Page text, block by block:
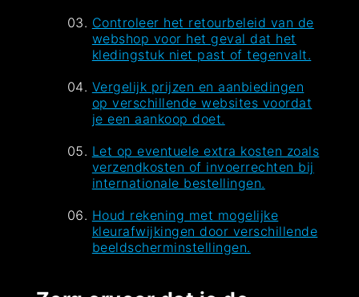
Controleer het retourbeleid van de
webshop voor het geval dat het
kledingstuk niet past of tegenvalt.
Vergelijk prijzen en aanbiedingen
op verschillende websites voordat
je een aankoop doet.
Let op eventuele extra kosten zoals
verzendkosten of invoerrechten bij
internationale bestellingen.
Houd rekening met mogelijke
kleurafwijkingen door verschillende
beeldscherminstellingen.